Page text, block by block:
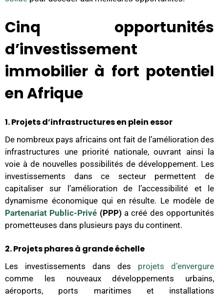
Cinq opportunités
d’investissement
immobilier à fort potentiel
en Afrique
1. Projets d’infrastructures en plein essor
De nombreux pays africains ont fait de l’amélioration des
infrastructures une priorité nationale, ouvrant ainsi la
voie à de nouvelles possibilités de développement. Les
investissements dans ce secteur permettent de
capitaliser sur l’amélioration de l’accessibilité et le
dynamisme économique qui en résulte. Le modèle de
Partenariat Public-Privé (PPP) a créé des opportunités
prometteuses dans plusieurs pays du continent.
2. Projets phares à grande échelle
Les investissements dans des projets d’envergure
comme les nouveaux développements urbains,
aéroports, ports maritimes et installations